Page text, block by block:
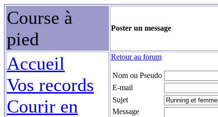
Course à
pied
Poster un message
Accueil
Vos records
Courir en
Retour au forum
Nom ou Pseudo
E-mail
Sujet
Message